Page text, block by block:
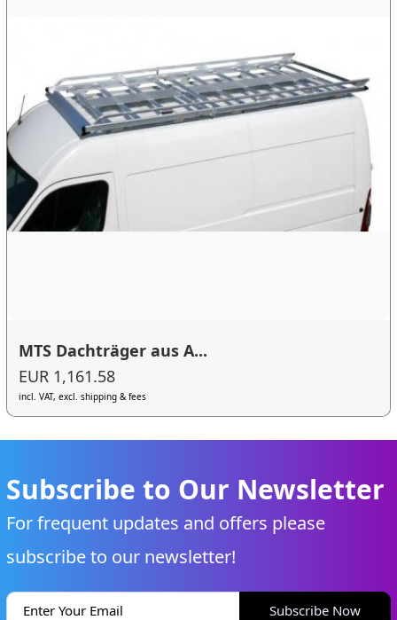
MTS Dachträger aus A...
EUR 1,161.58
incl. VAT, excl. shipping & fees
Subscribe to Our Newsletter
For frequent updates and offers please
subscribe to our newsletter!
Subscribe Now